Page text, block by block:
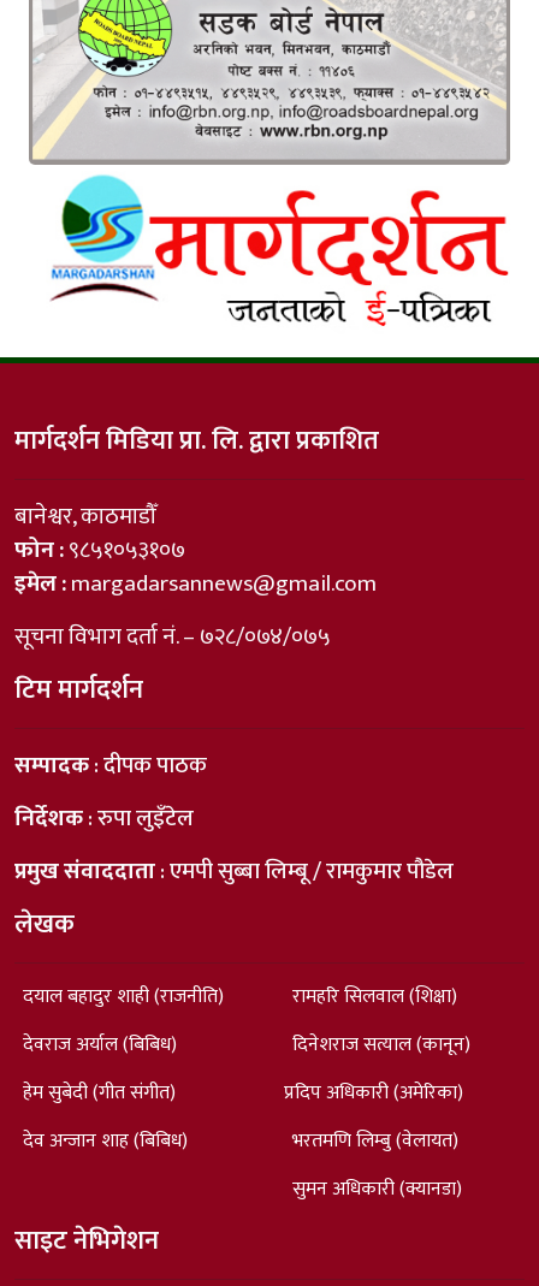
मार्गदर्शन मिडिया प्रा. लि. द्वारा प्रकाशित
बानेश्वर, काठमाडौँ
फोन :९८५१०५३१०७
इमेल :margadarsannews@gmail.com
सूचना विभाग दर्ता नं. – ७२८/०७४/०७५
टिम मार्गदर्शन
सम्पादक: दीपक पाठक
निर्देशक: रुपा लुइँटेल
प्रमुख संवाददाता: एमपी सुब्बा लिम्बू / रामकुमार पौडेल
लेखक
दयाल बहादुर शाही (राजनीति)
देवराज अर्याल (बिबिध)
हेम सुबेदी (गीत संगीत)
देव अन्जान शाह (बिबिध)
रामहरि सिलवाल (शिक्षा)
दिनेशराज सत्याल (कानून)
प्रदिप अधिकारी (अमेरिका)
भरतमणि लिम्बु (वेलायत)
सुमन अधिकारी (क्यानडा)
साइट नेभिगेशन